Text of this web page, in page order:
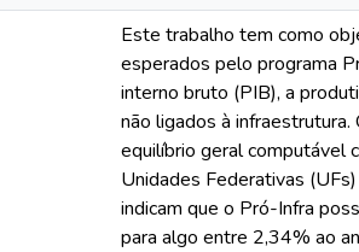
Este trabalho tem como
esperados pelo programa
interno bruto (PIB), a
não ligados à
equilíbrio geral computável
Unidades Federativas
indicam que o Pró-Infra
para algo entre 2,34% ao